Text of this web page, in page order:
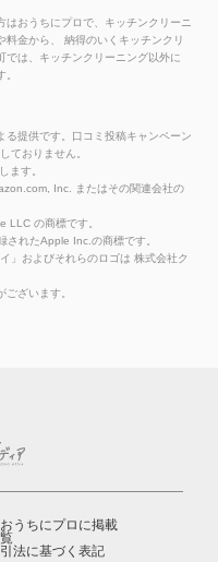
おうちにプロで、キッチンクリーニ
料金から、 納得のいくキッチンクリ
では、キッチンクリーニング以外に
提供です。口コミ投稿キャンペーン
ておりません。
ます。
Inc. またはその関連会社の
の商標です。
れたApple Inc.の商標です。
」およびそれらのロゴは 株式会社ク
ざいます。
おうちにプロに掲載
法に基づく表記